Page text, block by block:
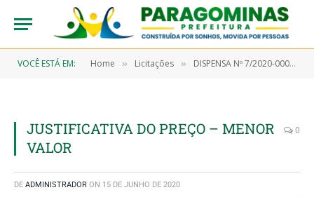
VOCÊ ESTÁ EM: Home » Licitações » DISPENSA Nº 7/2020-00040 (Contratação de empresa especializada na prestação de serviços médicos hospitalares)
JUSTIFICATIVA DO PREÇO – MENOR
VALOR
0
DE ADMINISTRADOR ON 15 DE JUNHO DE 2020